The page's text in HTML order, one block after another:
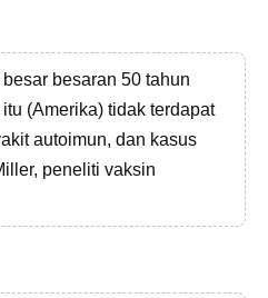
besaran 50 tahun
(Amerika) tidak terdapat
autoimun, dan kasus
peneliti vaksin